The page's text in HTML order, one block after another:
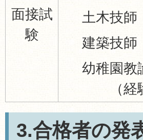
面接試
験
土木技師
建築技師
幼稚園教
（経
3.合格者の発